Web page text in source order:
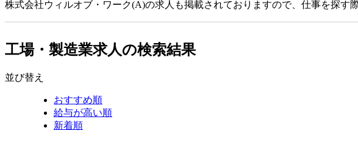
株式会社ウィルオブ・ワーク(A)の求人も掲載されておりますので、仕事を探す
工場・製造業求人の検索結果
並び替え
おすすめ順
給与が高い順
新着順